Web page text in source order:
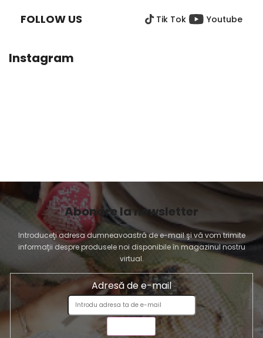
FOLLOW US Tik Tok Youtube
Instagram
Abonare la newsletter
Introduceţi adresa dumneavoastră de e-mail şi vă vom trimite
informaţii despre produsele noi disponibile în magazinul nostru
virtual.
Adresă de e-mail